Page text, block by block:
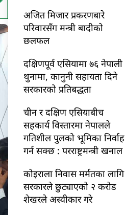
अजित मिजार प्रकरणबारे
परिवारसँग मन्त्री बादीको
छलफल
दक्षिणपूर्व एसियामा ७६ नेपाली
थुनामा, कानुनी सहायता दिने
सरकारको प्रतिबद्धता
चीन र दक्षिण एसियाबीच
सहकार्य विस्तारमा नेपालले
गतिशील पुलको भूमिका निर्वाह
गर्न सक्छ : परराष्ट्रमन्त्री खनाल
कोइराला निवास मर्मतका लागि
सरकारले छुट्याएको २ करोड
शेखरले अस्वीकार गरे